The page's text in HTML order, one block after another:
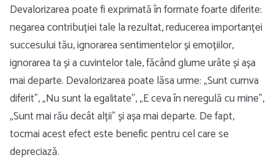
Devalorizarea poate fi exprimată în formate foarte diferite:
negarea contribuției tale la rezultat, reducerea importanței
succesului tău, ignorarea sentimentelor și emoțiilor,
ignorarea ta și a cuvintelor tale, făcând glume urâte și așa
mai departe. Devalorizarea poate lăsa urme: „Sunt cumva
diferit”, „Nu sunt la egalitate”, „E ceva în neregulă cu mine”,
„Sunt mai rău decât alții” și așa mai departe. De fapt,
tocmai acest efect este benefic pentru cel care se
depreciază.